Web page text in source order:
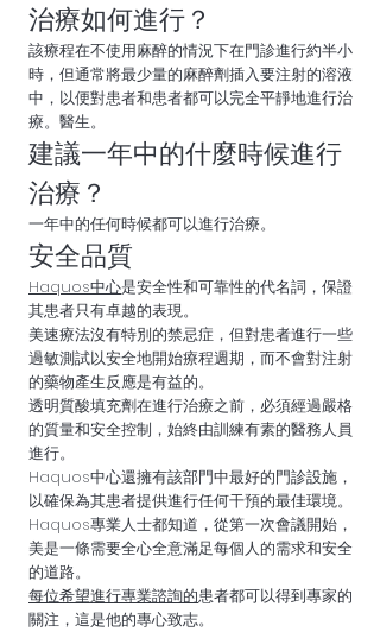
治療如何進行？
該療程在不使用麻醉的情況下在門診進行約半小
時，但通常將最少量的麻醉劑插入要注射的溶液
中，以便對患者和患者都可以完全平靜地進行治
療。醫生。
建議一年中的什麼時候進行
治療？
一年中的任何時候都可以進行治療。
安全品質
Haquos中心是安全性和可靠性的代名詞，保證
其患者只有卓越的表現。
美速療法沒有特別的禁忌症，但對患者進行一些
過敏測試以安全地開始療程週期，而不會對注射
的藥物產生反應是有益的。
透明質酸填充劑在進行治療之前，必須經過嚴格
的質量和安全控制，始終由訓練有素的醫務人員
進行。
Haquos中心還擁有該部門中最好的門診設施，
以確保為其患者提供進行任何干預的最佳環境。
Haquos專業人士都知道，從第一次會議開始，
美是一條需要全心全意滿足每個人的需求和安全
的道路。
每位希望進行專業諮詢的患者都可以得到專家的
關注，這是他的專心致志。